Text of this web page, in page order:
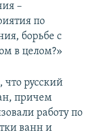
–
по
борьбе с
в целом?»
что русский
причем
работу по
ванн и